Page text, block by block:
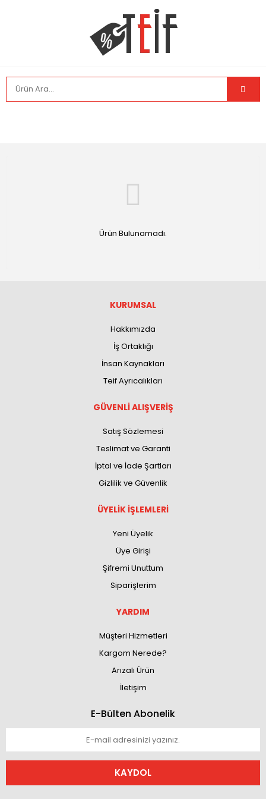
Ürün Bulunamadı.
KURUMSAL
Hakkımızda
İş Ortaklığı
İnsan Kaynakları
Teif Ayrıcalıkları
GÜVENLİ ALIŞVERİŞ
Satış Sözlemesi
Teslimat ve Garanti
İptal ve İade Şartları
Gizlilik ve Güvenlik
ÜYELİK İŞLEMLERİ
Yeni Üyelik
Üye Girişi
Şifremi Unuttum
Siparişlerim
YARDIM
Müşteri Hizmetleri
Kargom Nerede?
Arızalı Ürün
İletişim
E-Bülten Abonelik
KAYDOL